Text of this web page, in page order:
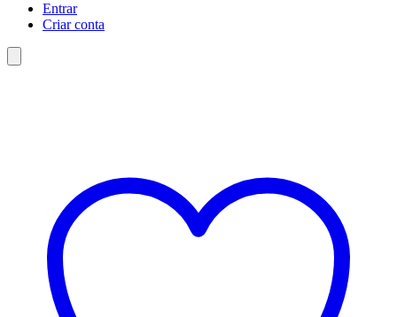
Entrar
Criar conta